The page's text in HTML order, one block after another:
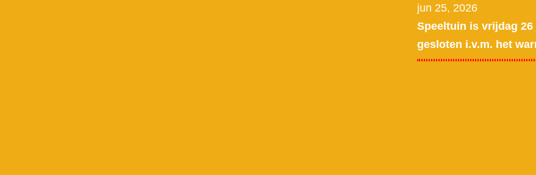
jun 25, 2026
Speeltuin is vrijdag 26
gesloten i.v.m. het